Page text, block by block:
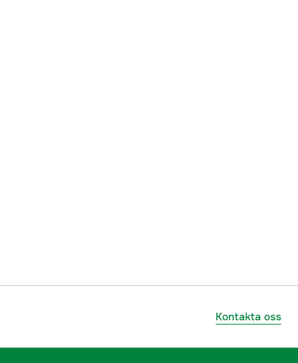
Kontakta oss